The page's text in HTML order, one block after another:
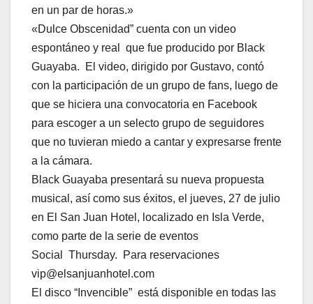
en un par de horas.»
«Dulce Obscenidad” cuenta con un video
espontáneo y real que fue producido por Black
Guayaba. El video, dirigido por Gustavo, contó
con la participación de un grupo de fans, luego de
que se hiciera una convocatoria en Facebook
para escoger a un selecto grupo de seguidores
que no tuvieran miedo a cantar y expresarse frente
a la cámara.
Black Guayaba presentará su nueva propuesta
musical, así como sus éxitos, el jueves, 27 de julio
en El San Juan Hotel, localizado en Isla Verde,
como parte de la serie de eventos
Social Thursday. Para reservaciones
vip@elsanjuanhotel.com
El disco “Invencible” está disponible en todas las